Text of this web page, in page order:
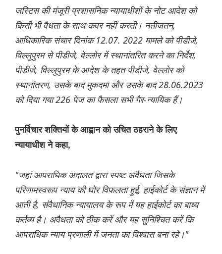
जस्टिस की मंजूरी प्रशासनिक न्यायाधीशों के नोट आदेश को
किसी भी वैधता के साथ कवर नहीं करती। नतीजतन,
आधिकारिक संचार दिनांक 12.07. 2022 मामले को पीडीजे,
विल्लुपुरम से पीडीजे, वेल्लोर में स्थानांतरित करने का निर्देश,
पीडीजे, विल्लुपुरम के आदेश के तहत पीडीजे, वेल्लोर को
स्थानांतरण, उसके बाद मुकदमा और उसके बाद 28.06.2023
को दिया गया 226 पेज का फैसला सभी गैर-न्यायिक हैं।
पुनर्विचार शक्तियों के आह्वान को उचित ठहराने के लिए
न्यायाधीश ने कहा,
"जहां आपराधिक अदालत द्वारा स्पष्ट अवैधता जिसके
परिणामस्वरूप न्याय की घोर विफलता हुई, हाईकोर्ट के संज्ञान में
आती है, संवैधानिक न्यायालय के रूप में यह हाईकोर्ट का बाध्य
कर्तव्य है। अवैधता को ठीक करें और यह सुनिश्चित करें कि
आपराधिक न्याय प्रणाली में जनता का विश्वास बना रहे।"